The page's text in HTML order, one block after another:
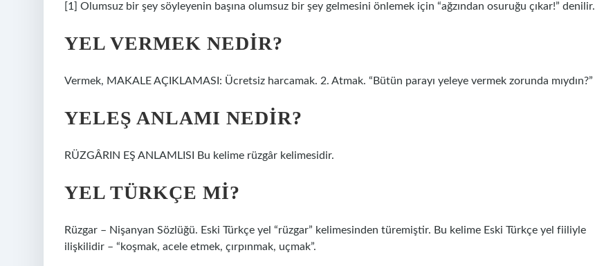
[1] Olumsuz bir şey söyleyenin başına olumsuz bir şey gelmesini önlemek için “ağzından osuruğu çıkar!” denilir.
YEL VERMEK NEDIR?
Vermek, MAKALE AÇIKLAMASI: Ücretsiz harcamak. 2. Atmak. “Bütün parayı yeleye vermek zorunda mıydın?”
YELEŞ ANLAMI NEDIR?
RÜZGÂRIN EŞ ANLAMLISI Bu kelime rüzgâr kelimesidir.
YEL TÜRKÇE MI?
Rüzgar – Nişanyan Sözlüğü. Eski Türkçe yel “rüzgar” kelimesinden türemiştir. Bu kelime Eski Türkçe yel fiiliyle
ilişkilidir – “koşmak, acele etmek, çırpınmak, uçmak”.